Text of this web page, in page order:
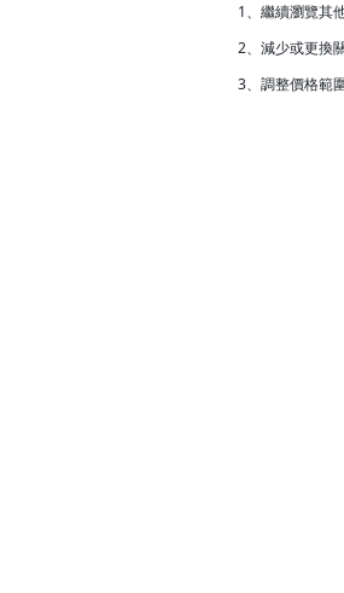
1、繼續瀏覽其
2、減少或更換
3、調整價格範